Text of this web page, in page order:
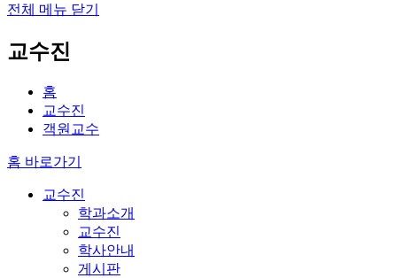
전체 메뉴 닫기
교수진
홈
교수진
객원교수
홈 바로가기
교수진
학과소개
교수진
학사안내
게시판